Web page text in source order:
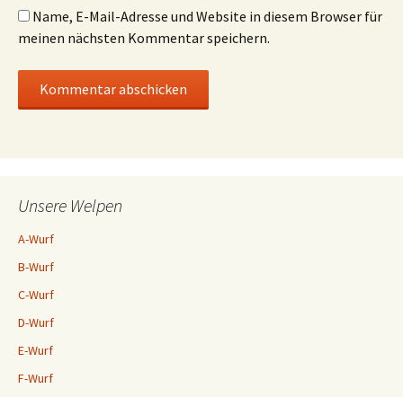
Name, E-Mail-Adresse und Website in diesem Browser für
meinen nächsten Kommentar speichern.
Unsere Welpen
A-Wurf
B-Wurf
C-Wurf
D-Wurf
E-Wurf
F-Wurf